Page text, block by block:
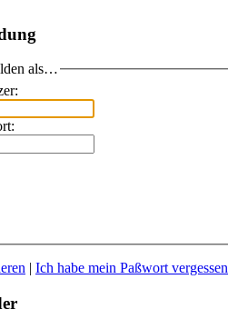
als…
| Ich habe mein Paßwort vergessen